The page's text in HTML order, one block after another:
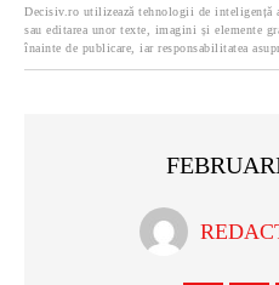
Decisiv.ro utilizează tehnologii de inteligență
sau editarea unor texte, imagini și elemente
înainte de publicare, iar responsabilitatea